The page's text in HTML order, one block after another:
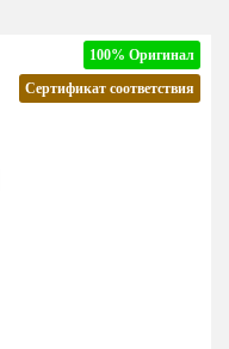
100% Оригинал
Сертификат соответствия